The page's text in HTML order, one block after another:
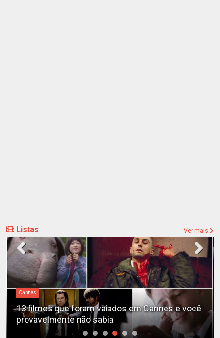
Listas Ver mais
Cannes
13 filmes que foram vaiados em Cannes e você
provavelmente não sabia